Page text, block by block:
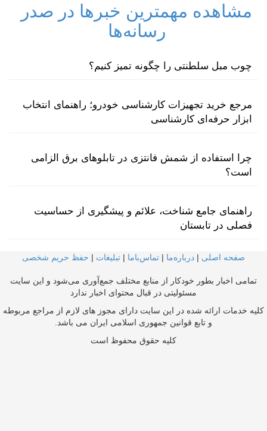
مشاهده مهمترین خبرها در صدر
رسانه‌ها
چوب مبل سلطنتی را چگونه تمیز کنیم؟
مرجع خرید تجهیزات کارشناسی خودرو؛ راهنمای انتخاب
ابزار حرفه‌ای کارشناسی
چرا استفاده از شمش فانتزی در تابلوهای برق الزامی
است؟
راهنمای جامع شناخت، علائم و پیشگیری از حساسیت
فصلی در تابستان
صفحه اصلی | درباره‌ما | تماس‌با‌ما | تبلیغات | حفظ حریم شخصی
تمامی اخبار بطور خودکار از منابع مختلف جمع‌آوری می‌شود و این سایت
مسئولیتی در قبال محتوای اخبار ندارد
کلیه خدمات ارائه شده در این سایت دارای مجوز های لازم از مراجع مربوطه
و تابع قوانین جمهوری اسلامی ایران می باشد.
کلیه حقوق محفوظ است